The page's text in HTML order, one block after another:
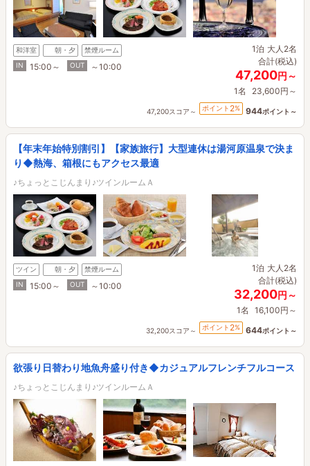
和洋室 朝・夕
禁煙ルーム
IN
15:00～ OUT ～10:00
1泊 大人2名
合計(税込)
47,200円～
1名 23,600円～
47,200スコア～ ポイント 2% 944ポイント～
【年末年始特別割引】【家族旅行】大型連休は湯河原温泉で決ま
り◆熱海、箱根にもアクセス最適
♪ちょっとこじんまり♪ツインルームＡ
ツイン 朝・夕
禁煙ルーム
IN
15:00～ OUT ～10:00
1泊 大人2名
合計(税込)
32,200円～
1名 16,100円～
32,200スコア～ ポイント 2% 644ポイント～
欲張り日替わり地魚舟盛り付き◆カジュアルフレンチフルコース
♪ちょっとこじんまり♪ツインルームＡ